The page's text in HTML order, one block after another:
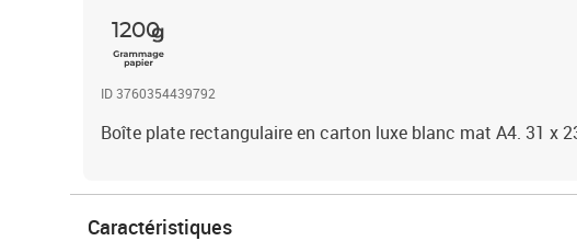
1200
ID 3760354439792
Boîte plate rectangulaire en carton luxe blanc mat A4. 31 x
Caractéristiques